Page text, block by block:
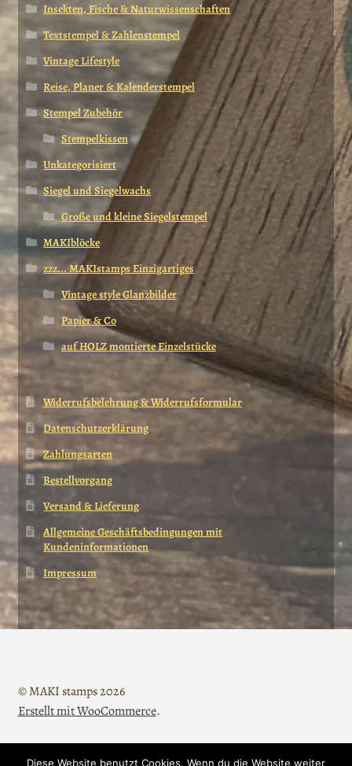
Insekten, Fische & Naturwissenschaften
Textstempel & Zahlenstempel
Vintage Lifestyle
Reise, Planer & Kalenderstempel
Stempel Zubehör
Stempelkissen
Unkategorisiert
Siegel und Siegelwachs
Große und kleine Siegelstempel
MAKIblöcke
zzz... MAKIstamps Einzigartiges
Vintage style Glanzbilder
Papier & Co
auf HOLZ montierte Einzelstücke
Widerrufsbelehrung & Widerrufsformular
Datenschutzerklärung
Zahlungsarten
Bestellvorgang
Versand & Lieferung
Allgemeine Geschäftsbedingungen mit
Kundeninformationen
Impressum
© MAKI stamps 2026
Erstellt mit WooCommerce.
Diese Website benutzt Cookies. Wenn du die Website weiter